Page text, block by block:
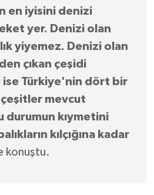
en iyisini denizi
yer. Denizi olan
yiyemez. Denizi olan
çıkan çeşidi
ise Türkiye'nin dört bir
mevcut
durumun kıymetini
kılçığına kadar
konuştu.